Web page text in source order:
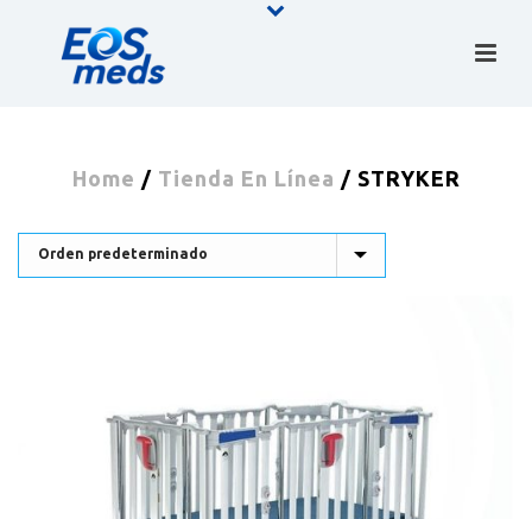
Home / Tienda En Línea / STRYKER